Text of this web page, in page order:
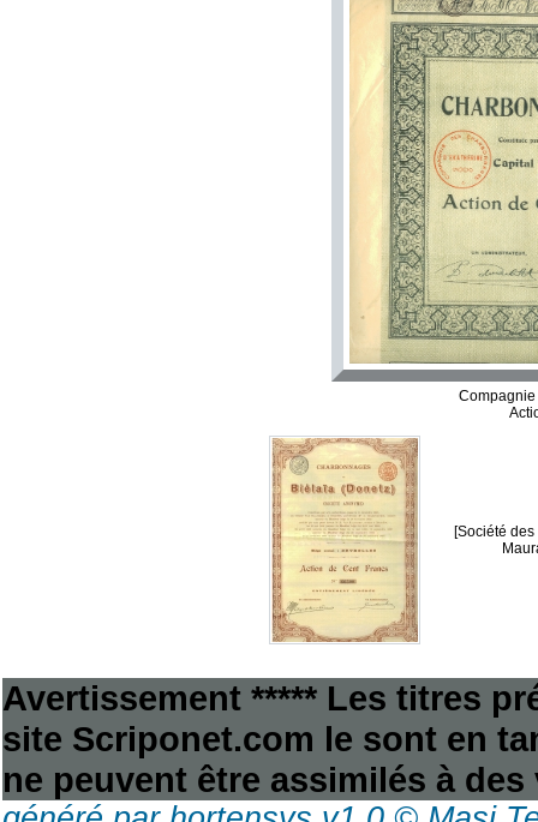
[Société
Avertissement ***** Les titres
site Scriponet.com le sont en
ne peuvent être assimilés à